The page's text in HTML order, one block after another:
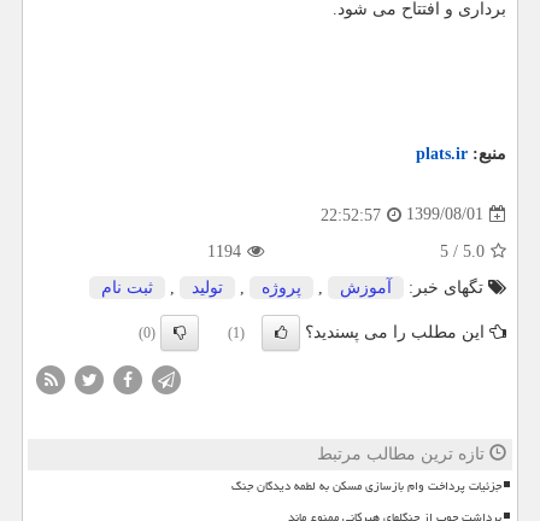
برداری و افتتاح می شود.
منبع: plats.ir
1399/08/01
22:52:57
5.0
/
5
1194
تگهای خبر:
آموزش پروژه تولید ثبت نام
این مطلب را می پسندید؟ (1)
(0)
تازه ترین مطالب مرتبط
جزئیات پرداخت وام بازسازی مسکن به لطمه دیدگان جنگ